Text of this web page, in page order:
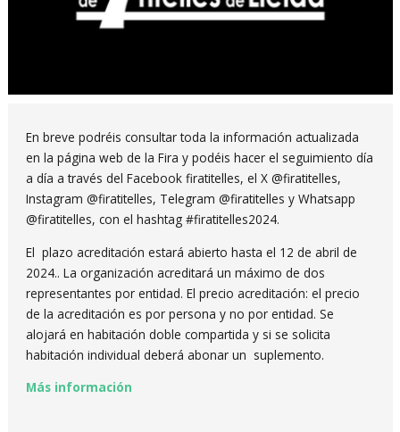
En breve podréis consultar toda la información actualizada
en la página web de la Fira y podéis hacer el seguimiento día
a día a través del Facebook firatitelles, el X @firatitelles,
Instagram @firatitelles, Telegram @firatitelles y Whatsapp
@firatitelles, con el hashtag #firatitelles2024.
El plazo acreditación estará abierto hasta el 12 de abril de
2024.. La organización acreditará un máximo de dos
representantes por entidad. El precio acreditación: el precio
de la acreditación es por persona y no por entidad. Se
alojará en habitación doble compartida y si se solicita
habitación individual deberá abonar un suplemento.
Más información